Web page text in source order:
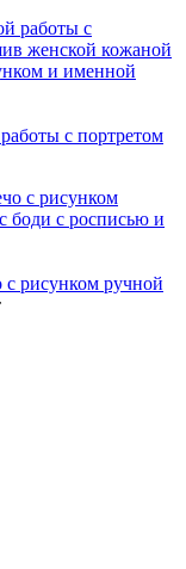
с портретом
с рисунком ручной